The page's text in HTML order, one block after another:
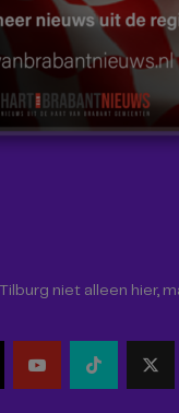
niet alleen hier,